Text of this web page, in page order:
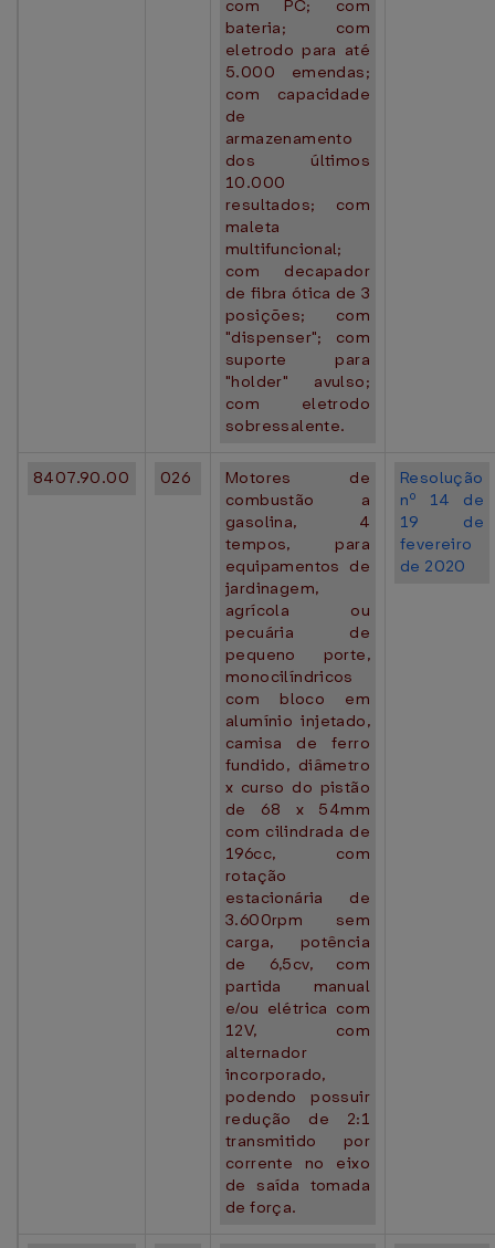
com PC; com
bateria; com
eletrodo para até
5.000 emendas;
com capacidade
de
armazenamento
dos últimos
10.000
resultados; com
maleta
multifuncional;
com decapador
de fibra ótica de 3
posições; com
"dispenser"; com
suporte para
"holder" avulso;
com eletrodo
sobressalente.
8407.90.00 026
Motores de
combustão a
gasolina, 4
tempos, para
equipamentos de
jardinagem,
agrícola ou
pecuária de
pequeno porte,
monocilíndricos
com bloco em
alumínio injetado,
camisa de ferro
fundido, diâmetro
x curso do pistão
de 68 x 54mm
com cilindrada de
196cc, com
rotação
estacionária de
3.600rpm sem
carga, potência
de 6,5cv, com
partida manual
e/ou elétrica com
12V, com
alternador
incorporado,
podendo possuir
redução de 2:1
transmitido por
corrente no eixo
de saída tomada
de força.
Resolução
nº 14 de
19 de
fevereiro
de 2020